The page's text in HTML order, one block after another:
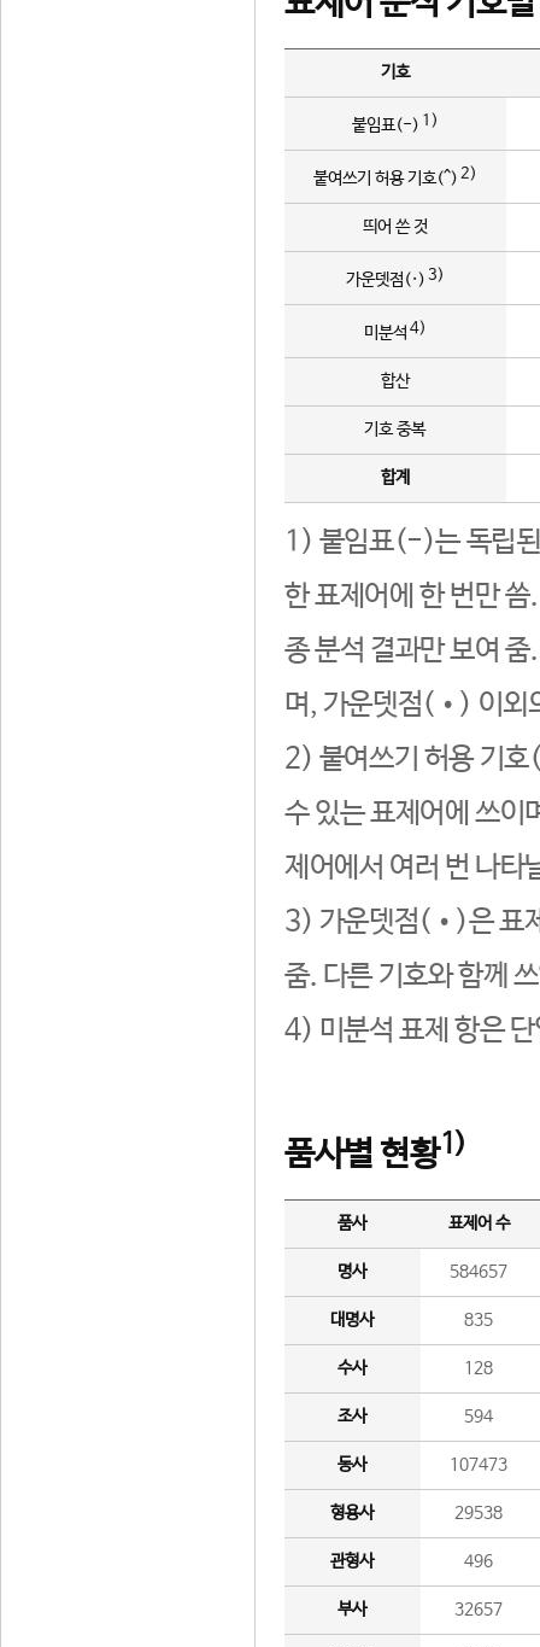
기호
붙임표(-) 1)
붙여쓰기 허용 기호(^) 2)
띄어 쓴 것
가운뎃점(·) 3)
미분석 4)
합산
기호 중복
합계
1) 붙임표(-)는 독립된
한 표제어에 한 번만
종 분석 결과만 보여
며, 가운뎃점(•) 이외
2) 붙여쓰기 허용 기호
수 있는 표제어에 쓰이
제어에서 여러 번 나타
3) 가운뎃점(•)은 표
줌. 다른 기호와 함께
4) 미분석 표제 항은
품사별 현황1)
품사 표제어 수
명사 584657
대명사 835
수사 128
조사 594
동사 107473
형용사 29538
관형사 496
부사 32657